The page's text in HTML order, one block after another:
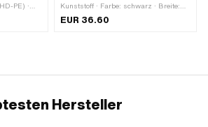
PE) ·
24
Kunststoff · Farbe: schwarz · Breite:
109 mm · Gesamtlänge: 54 mm ·
EUR 36.60
Hersteller